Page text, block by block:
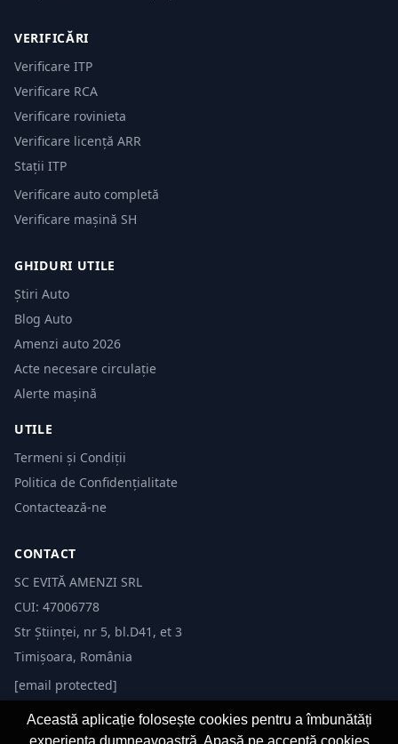
VERIFICĂRI
Verificare ITP
Verificare RCA
Verificare rovinieta
Verificare licență ARR
Stații ITP
Verificare auto completă
Verificare mașină SH
GHIDURI UTILE
Știri Auto
Blog Auto
Amenzi auto 2026
Acte necesare circulație
Alerte mașină
UTILE
Termeni și Condiții
Politica de Confidențialitate
Contactează-ne
CONTACT
SC EVITĂ AMENZI SRL
CUI: 47006778
Str Științei, nr 5, bl.D41, et 3
Timișoara, România
[email protected]
Această aplicație folosește cookies pentru a îmbunătăți
experiența dumneavoastră. Apasă pe acceptă cookies